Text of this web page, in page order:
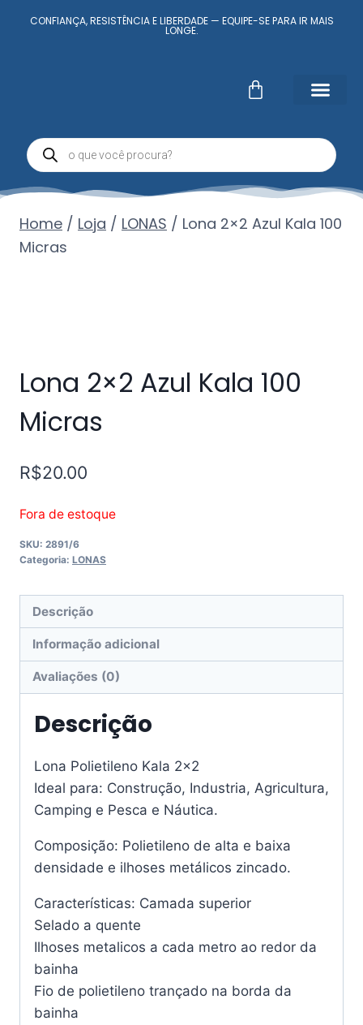
CONFIANÇA, RESISTÊNCIA E LIBERDADE — EQUIPE-SE PARA IR MAIS
LONGE.
Home / Loja / LONAS / Lona 2×2 Azul Kala 100
Micras
Lona 2×2 Azul Kala 100
Micras
R$20.00
Fora de estoque
SKU: 2891/6
Categoria: LONAS
Descrição
Informação adicional
Avaliações (0)
Descrição
Lona Polietileno Kala 2×2
Ideal para: Construção, Industria, Agricultura,
Camping e Pesca e Náutica.
Composição: Polietileno de alta e baixa
densidade e ilhoses metálicos zincado.
Características: Camada superior
Selado a quente
Ilhoses metalicos a cada metro ao redor da
bainha
Fio de polietileno trançado na borda da
bainha